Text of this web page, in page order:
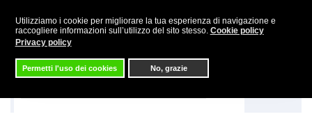
Utilizziamo i cookie per migliorare la tua esperienza di navigazione e
raccogliere informazioni sull’utilizzo del sito stesso. Cookie policy
Privacy policy
Permetti l'uso dei cookies No, grazie
Skip to main content